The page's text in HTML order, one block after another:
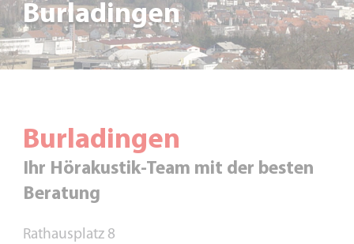
Burladingen
Burladingen
Ihr Hörakustik-Team mit der besten
Beratung
Rathausplatz 8